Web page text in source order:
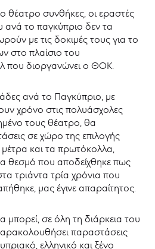
θέατρο συνθήκες, οι εραστές
ανά το παγκύπριο δεν τα
με τις δοκιμές τους για το
στο πλαίσιο του
που διοργανώνει ο ΘΟΚ.
ανά το Παγκύπριο, με
χρόνο στις πολυάσχολες
τους θέατρο, θα
σε χώρο της επιλογής
και τα πρωτόκολλα,
θεσμό που αποδείχθηκε πως
τριάντα τρία χρόνια που
μας έγινε απαραίτητος.
μπορεί, σε όλη τη διάρκεια του
παραστάσεις
ελληνικό και ξένο